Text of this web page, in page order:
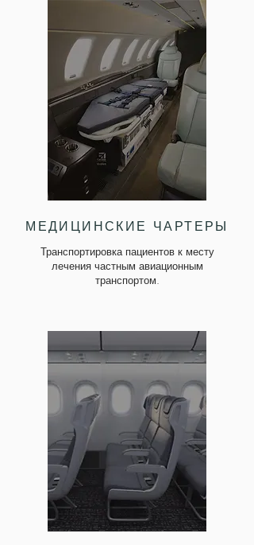
МЕДИЦИНСКИЕ ЧАРТЕРЫ
Транспортировка пациентов к месту
лечения частным авиационным
транспортом.